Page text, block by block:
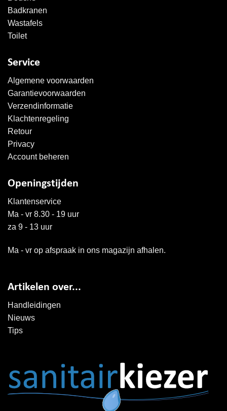
Badkranen
Wastafels
Toilet
Service
Algemene voorwaarden
Garantievoorwaarden
Verzendinformatie
Klachtenregeling
Retour
Privacy
Account beheren
Openingstijden
Klantenservice
Ma - vr 8.30 - 19 uur
za 9 - 13 uur
Ma - vr op afspraak in ons magazijn afhalen.
Artikelen over...
Handleidingen
Nieuws
Tips